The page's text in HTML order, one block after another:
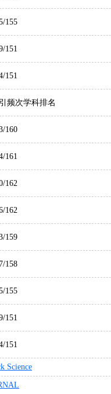
155
151
151
频次学科排名
160
161
162
162
159
158
155
151
151
Science